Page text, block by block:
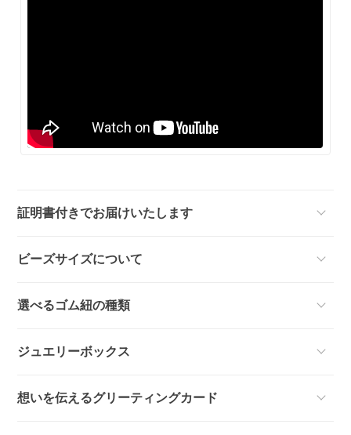
証明書付きでお届けいたします
ビーズサイズについて
選べるゴム紐の種類
ジュエリーボックス
想いを伝えるグリーティングカード